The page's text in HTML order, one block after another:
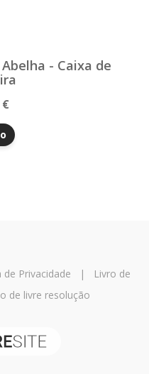
- Caixa de
de Privacidade |
Livro de
de livre resolução